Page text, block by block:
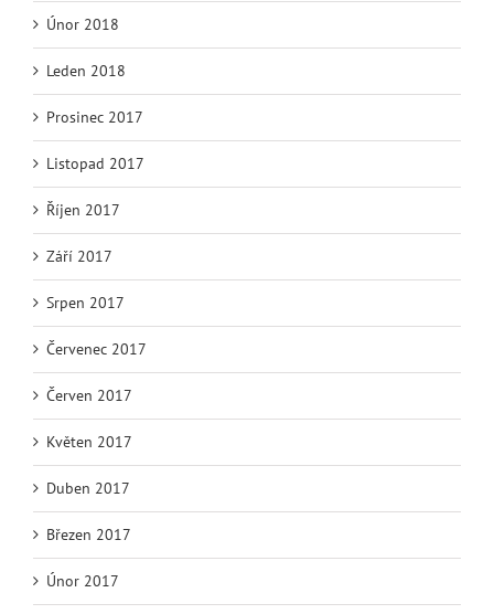
Únor 2018
Leden 2018
Prosinec 2017
Listopad 2017
Říjen 2017
Září 2017
Srpen 2017
Červenec 2017
Červen 2017
Květen 2017
Duben 2017
Březen 2017
Únor 2017